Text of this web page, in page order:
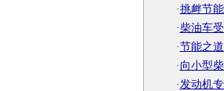
·挑衅节
·柴油车
·节能之
· 向小型
·发动机